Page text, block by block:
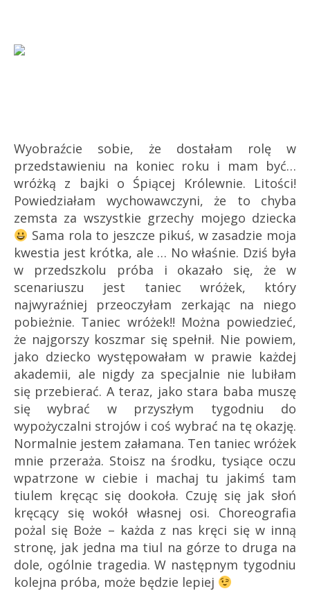
Wyobraźcie sobie, że dostałam rolę w
przedstawieniu na koniec roku i mam być…
wróżką z bajki o Śpiącej Królewnie. Litości!
Powiedziałam wychowawczyni, że to chyba
zemsta za wszystkie grzechy mojego dziecka
Sama rola to jeszcze pikuś, w zasadzie moja
kwestia jest krótka, ale … No właśnie. Dziś była
w przedszkolu próba i okazało się, że w
scenariuszu jest taniec wróżek, który
najwyraźniej przeoczyłam zerkając na niego
pobieżnie. Taniec wróżek!! Można powiedzieć,
że najgorszy koszmar się spełnił. Nie powiem,
jako dziecko występowałam w prawie każdej
akademii, ale nigdy za specjalnie nie lubiłam
się przebierać. A teraz, jako stara baba muszę
się wybrać w przyszłym tygodniu do
wypożyczalni strojów i coś wybrać na tę okazję.
Normalnie jestem załamana. Ten taniec wróżek
mnie przeraża. Stoisz na środku, tysiące oczu
wpatrzone w ciebie i machaj tu jakimś tam
tiulem kręcąc się dookoła. Czuję się jak słoń
kręcący się wokół własnej osi. Choreografia
pożal się Boże – każda z nas kręci się w inną
stronę, jak jedna ma tiul na górze to druga na
dole, ogólnie tragedia. W następnym tygodniu
kolejna próba, może będzie lepiej